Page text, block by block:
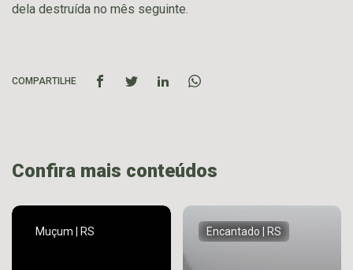
dela destruída no mês seguinte.
COMPARTILHE
Confira mais conteúdos
Muçum | RS Encantado | RS